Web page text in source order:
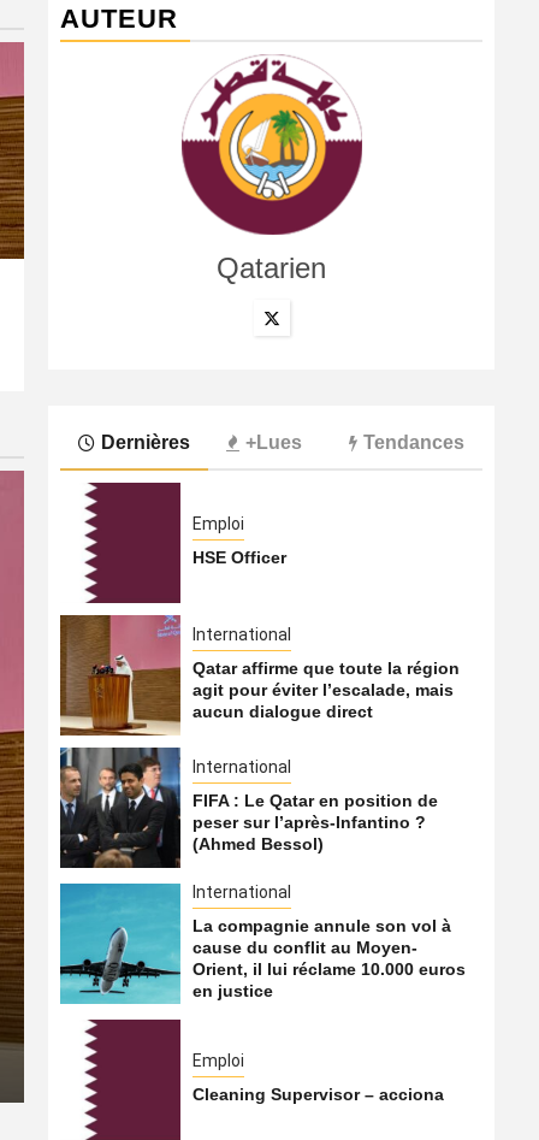
La compagnie annule son vol à cause du conflit au
International
La compagnie annule
Moyen-Orient, il lui
6 août 2026 Qatarien
AUTEUR
Qatarien
Dernières +Lues Tendances
Emploi
HSE Officer
International
Qatar affirme que toute la région
agit pour éviter l’escalade, mais
aucun dialogue direct
International
FIFA : Le Qatar en position de
peser sur l’après-Infantino ?
(Ahmed Bessol)
International
La compagnie annule son vol à
cause du conflit au Moyen-
Orient, il lui réclame 10.000 euros
en justice
Emploi
Cleaning Supervisor – acciona